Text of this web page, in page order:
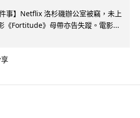
事】Netflix 洛杉磯辦公室被竊，未上
《Fortitude》母帶亦告失蹤。電影...